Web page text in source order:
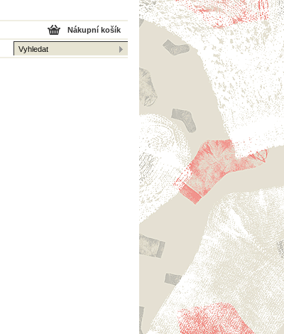
Nákupní košík